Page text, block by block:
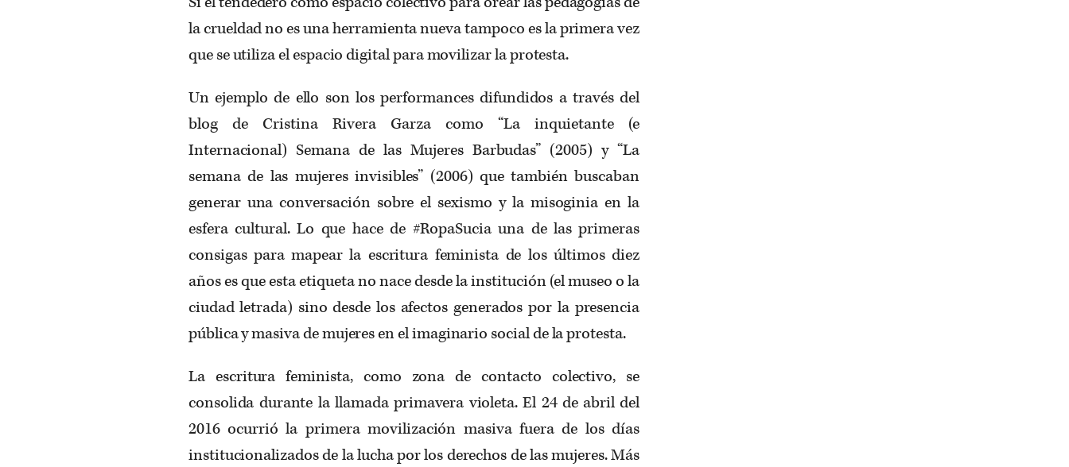
la crueldad no es una herramienta nueva tampoco es la primera vez
que se utiliza el espacio digital para movilizar la protesta.
Un ejemplo de ello son los performances difundidos a través del
blog de Cristina Rivera Garza como “La inquietante (e
Internacional) Semana de las Mujeres Barbudas” (2005) y “La
semana de las mujeres invisibles” (2006) que también buscaban
generar una conversación sobre el sexismo y la misoginia en la
esfera cultural. Lo que hace de #RopaSucia una de las primeras
consigas para mapear la escritura feminista de los últimos diez
años es que esta etiqueta no nace desde la institución (el museo o la
ciudad letrada) sino desde los afectos generados por la presencia
pública y masiva de mujeres en el imaginario social de la protesta.
La escritura feminista, como zona de contacto colectivo, se
consolida durante la llamada primavera violeta. El 24 de abril del
2016 ocurrió la primera movilización masiva fuera de los días
institucionalizados de la lucha por los derechos de las mujeres. Más